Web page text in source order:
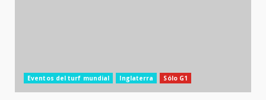
Eventos del turf mundial Inglaterra Sólo G1